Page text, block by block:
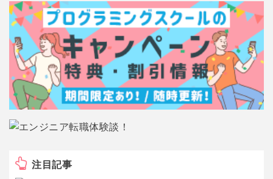
注目記事